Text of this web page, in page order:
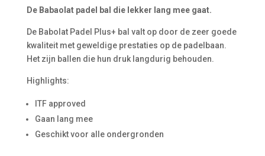
De Babaolat padel bal die lekker lang mee gaat.
De Babolat Padel Plus+ bal valt op door de zeer goede
kwaliteit met geweldige prestaties op de padelbaan.
Het zijn ballen die hun druk langdurig behouden.
Highlights:
ITF approved
Gaan lang mee
Geschikt voor alle ondergronden